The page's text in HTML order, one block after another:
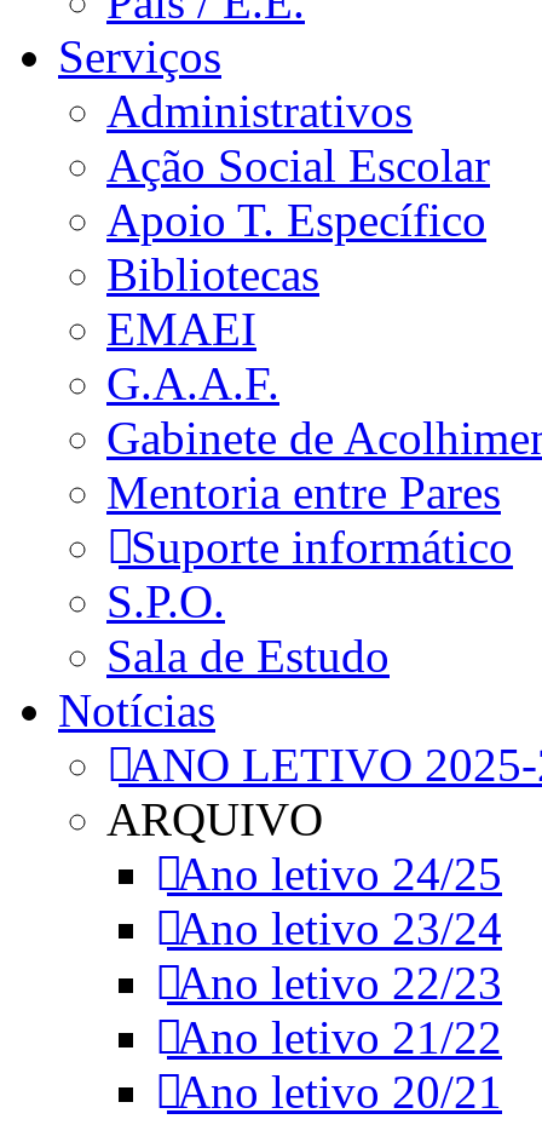
Serviços
Administrativos
Ação Social Escolar
Apoio T. Específico
Bibliotecas
EMAEI
G.A.A.F.
Gabinete de
Mentoria entre Pares
Suporte informático
S.P.O.
Sala de Estudo
Notícias
ANO LETIVO
ARQUIVO
Ano letivo 24/25
Ano letivo 23/24
Ano letivo 22/23
Ano letivo 21/22
Ano letivo 20/21